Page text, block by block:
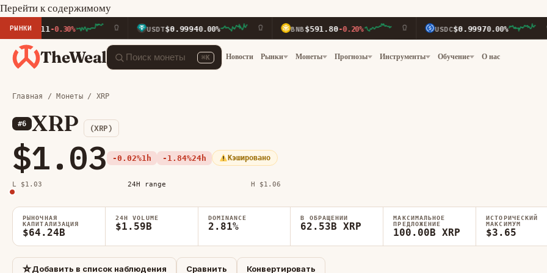
Перейти к содержимому
РЫНКИ
-0.30% USDT $0.99940.00% BNB $591.80-0.20% USDC $0.99970.00%
TheWeal ⌘K Новости Рынки Монеты Прогнозы Инструменты Обучение О нас
Главная / Монеты/ XRP
#6 XRP (XRP)
$1.03 -0.02%1h -1.84%24h Кэшировано
L $1.03 24H range H $1.06
РЫНОЧНАЯ
КАПИТАЛИЗАЦИЯ
$64.24B
24H VOLUME
$1.59B
DOMINANCE
2.81%
В ОБРАЩЕНИИ
62.53B XRP
МАКСИМАЛЬНОЕ
ПРЕДЛОЖЕНИЕ
100.00B XRP
ИСТОРИЧЕСКИЙ
МАКСИМУМ
$3.65
☆Добавить в список наблюдения Сравнить Конвертировать